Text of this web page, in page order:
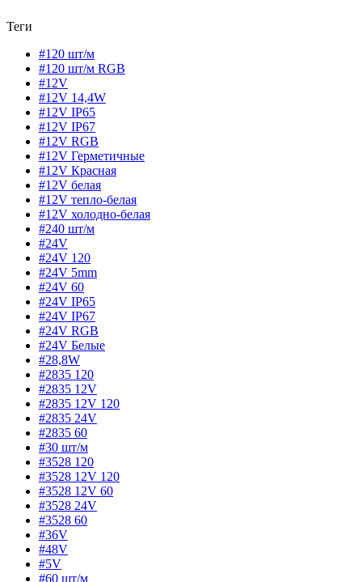
Теги
#120 шт/м
#120 шт/м RGB
#12V
#12V 14,4W
#12V IP65
#12V IP67
#12V RGB
#12V Герметичные
#12V Красная
#12V белая
#12V тепло-белая
#12V холодно-белая
#240 шт/м
#24V
#24V 120
#24V 5mm
#24V 60
#24V IP65
#24V IP67
#24V RGB
#24V Белые
#28,8W
#2835 120
#2835 12V
#2835 12V 120
#2835 24V
#2835 60
#30 шт/м
#3528 120
#3528 12V 120
#3528 12V 60
#3528 24V
#3528 60
#36V
#48V
#5V
#60 шт/м